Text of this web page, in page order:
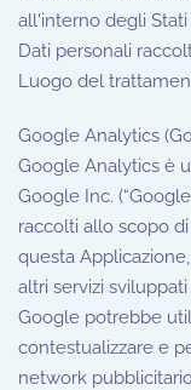
all'interno degli Stati
Dati personali
Luogo del
Google Analytics
Google Analytics è
Google Inc.
raccolti allo scopo
questa
altri servizi
Google potrebbe
contestualizzare e
network